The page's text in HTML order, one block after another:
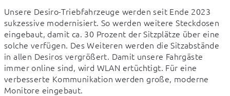
Unsere Desiro-Triebfahrzeuge werden seit Ende 2023
sukzessive modernisiert. So werden weitere Steckdosen
eingebaut, damit ca. 30 Prozent der Sitzplätze über eine
solche verfügen. Des Weiteren werden die Sitzabstände
in allen Desiros vergrößert. Damit unsere Fahrgäste
immer online sind, wird WLAN ertüchtigt. Für eine
verbesserte Kommunikation werden große, moderne
Monitore eingebaut.